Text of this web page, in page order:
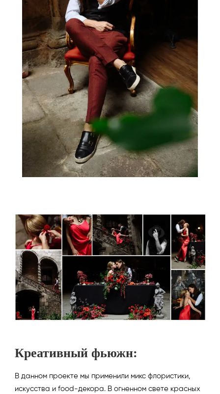
Креативный фьюжн:
В данном проекте мы применили микс флористики,
искусства и food-декора. В огненном свете красных